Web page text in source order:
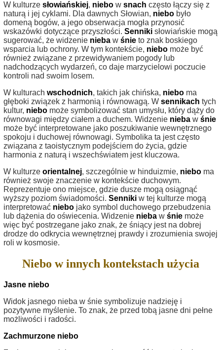
W kulturze słowiańskiej, niebo w snach często łączy się z
naturą i jej cyklami. Dla dawnych Słowian, niebo było
domeną bogów, a jego obserwacja mogła przynosić
wskazówki dotyczące przyszłości. Senniki słowiańskie mogą
sugerować, że widzenie nieba w śnie to znak boskiego
wsparcia lub ochrony. W tym kontekście, niebo może być
również związane z przewidywaniem pogody lub
nadchodzących wydarzeń, co daje marzycielowi poczucie
kontroli nad swoim losem.
W kulturach wschodnich, takich jak chińska, niebo ma
głęboki związek z harmonią i równowagą. W sennikach tych
kultur, niebo może symbolizować stan umysłu, który dąży do
równowagi między ciałem a duchem. Widzenie nieba w śnie
może być interpretowane jako poszukiwanie wewnętrznego
spokoju i duchowej równowagi. Symbolika ta jest często
związana z taoistycznym podejściem do życia, gdzie
harmonia z naturą i wszechświatem jest kluczowa.
W kulturze orientalnej, szczególnie w hinduizmie, niebo ma
również swoje znaczenie w kontekście duchowym.
Reprezentuje ono miejsce, gdzie dusze mogą osiągnąć
wyższy poziom świadomości. Senniki w tej kulturze mogą
interpretować niebo jako symbol duchowego przebudzenia
lub dążenia do oświecenia. Widzenie nieba w śnie może
więc być postrzegane jako znak, że śniący jest na dobrej
drodze do odkrycia wewnętrznej prawdy i zrozumienia swojej
roli w kosmosie.
Niebo w innych kontekstach użycia
Jasne niebo
Widok jasnego nieba w śnie symbolizuje nadzieję i
pozytywne myślenie. To znak, że przed tobą jasne dni pełne
możliwości i radości.
Zachmurzone niebo